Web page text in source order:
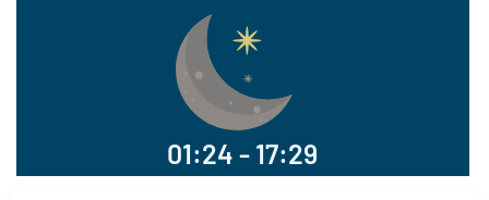
01:24 - 17:29